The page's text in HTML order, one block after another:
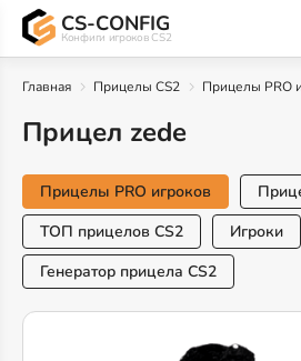
CS-CONFIG
Конфиги игроков CS2
Главная Прицелы CS2 Прицелы PRO
Прицел zede
Прицелы PRO игроков
ТОП прицелов CS2
Игроки
Генератор прицела CS2